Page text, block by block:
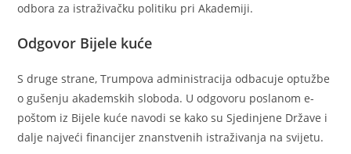
odbora za istraživačku politiku pri Akademiji.
Odgovor Bijele kuće
S druge strane, Trumpova administracija odbacuje optužbe
o gušenju akademskih sloboda. U odgovoru poslanom e-
poštom iz Bijele kuće navodi se kako su Sjedinjene Države i
dalje najveći financijer znanstvenih istraživanja na svijetu.